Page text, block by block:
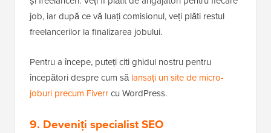
job, iar după ce vă luați comisionul, veți plăti restul
freelancerilor la finalizarea jobului.
Pentru a începe, puteți citi ghidul nostru pentru
începători despre cum sălansați un site de micro-
joburi precum Fiverrcu WordPress.
9. Deveniți specialist SEO